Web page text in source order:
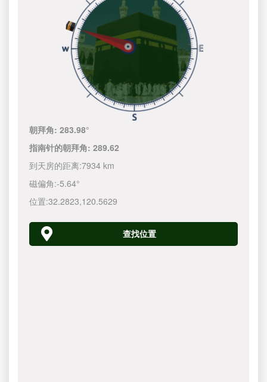
朝拜角:283.98°
指南针的朝拜角:289.62
到天房的距离:7934 km
磁偏角:-5.64°
位置:32.2823,120.5630
查找位置